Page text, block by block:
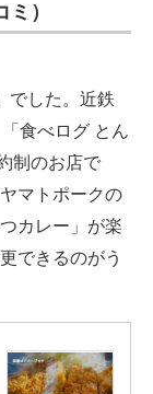
）
でした。近鉄
食べログ とん
制のお店で
マトポークの
カレー」が楽
できるのがう